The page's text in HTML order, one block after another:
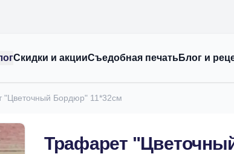
Скидки и акцииСъедобная печатьБлог и
"Цветочный Бордюр" 11*32см
Трафарет